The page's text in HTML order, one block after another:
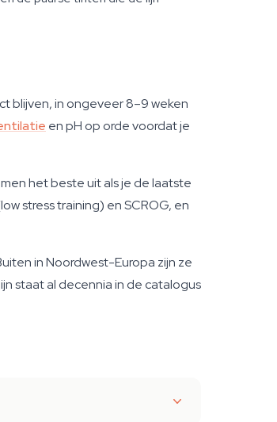
blijven, in ongeveer 8–9 weken
en pH op orde voordat je
het beste uit als je de laatste
stress training) en SCROG, en
in Noordwest-Europa zijn ze
staat al decennia in de catalogus